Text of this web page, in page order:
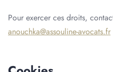
Pour exercer ces droits,
anouchka@assouline-avocats.fr